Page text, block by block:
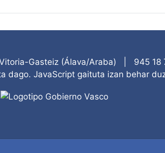
Gasteiz(Álava/Araba) 945 18
dago. JavaScript gaituta izan behar